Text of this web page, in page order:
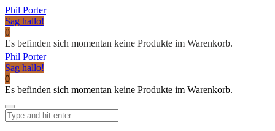
Phil Porter
Sag hallo!
0
Es befinden sich momentan keine Produkte im Warenkorb.
Phil Porter
Sag hallo!
0
Es befinden sich momentan keine Produkte im Warenkorb.